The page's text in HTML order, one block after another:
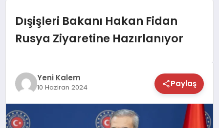
DÜNYA
EKONOMİ
TEKNOLOJİ
SAĞLIK
Dışişleri Bakanı Hakan Fidan
Rusya Ziyaretine Hazırlanıyor
Yeni Kalem
10 Haziran 2024 Paylaş